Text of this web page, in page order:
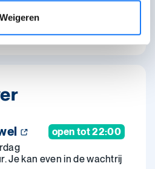
Weigeren
deze pagina was op 7 juli
open tot 22:00
Je kan even in de wachtrij